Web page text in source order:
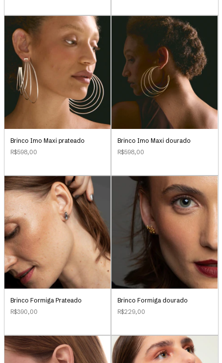
Brinco Imo Maxi prateado
R$598,00
Brinco Imo Maxi dourado
R$598,00
Brinco Formiga Prateado
R$390,00
Brinco Formiga dourado
R$229,00